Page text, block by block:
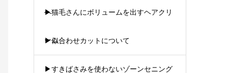
へ
▶︎猫毛さんにボリュームを出すヘアクリ
ーム
▶︎似合わせカットについて
▶︎すきばさみを使わないゾーンセニング